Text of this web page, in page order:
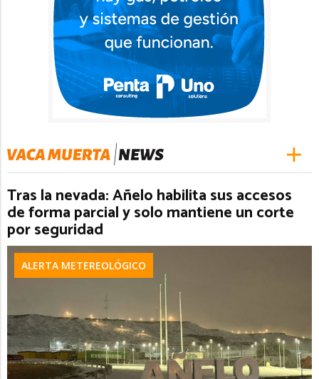
Tras la nevada: Añelo habilita sus accesos
de forma parcial y solo mantiene un corte
por seguridad
ALERTA METEREOLÓGICO